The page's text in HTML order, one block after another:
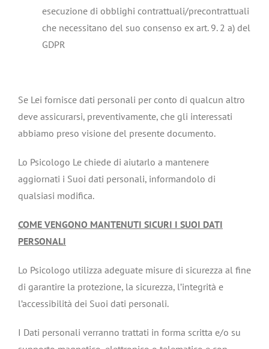
esecuzione di obblighi contrattuali/precontrattuali
che necessitano del suo consenso ex art. 9. 2 a) del
GDPR
Se Lei fornisce dati personali per conto di qualcun altro
deve assicurarsi, preventivamente, che gli interessati
abbiamo preso visione del presente documento.
Lo Psicologo Le chiede di aiutarlo a mantenere
aggiornati i Suoi dati personali, informandolo di
qualsiasi modifica.
COME VENGONO MANTENUTI SICURI I SUOI DATI
PERSONALI
Lo Psicologo utilizza adeguate misure di sicurezza al fine
di garantire la protezione, la sicurezza, l’integrità e
l’accessibilità dei Suoi dati personali.
I Dati personali verranno trattati in forma scritta e/o su